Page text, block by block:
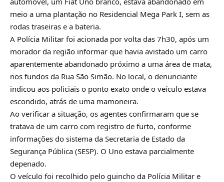
meio a uma plantação no Residencial Mega Park I, sem as
rodas traseiras e a bateria.
A Polícia Militar foi acionada por volta das 7h30, após um
morador da região informar que havia avistado um carro
aparentemente abandonado próximo a uma área de mata,
nos fundos da Rua São Simão. No local, o denunciante
indicou aos policiais o ponto exato onde o veículo estava
escondido, atrás de uma mamoneira.
Ao verificar a situação, os agentes confirmaram que se
tratava de um carro com registro de furto, conforme
informações do sistema da Secretaria de Estado da
Segurança Pública (SESP). O Uno estava parcialmente
depenado.
O veículo foi recolhido pelo guincho da Polícia Militar e